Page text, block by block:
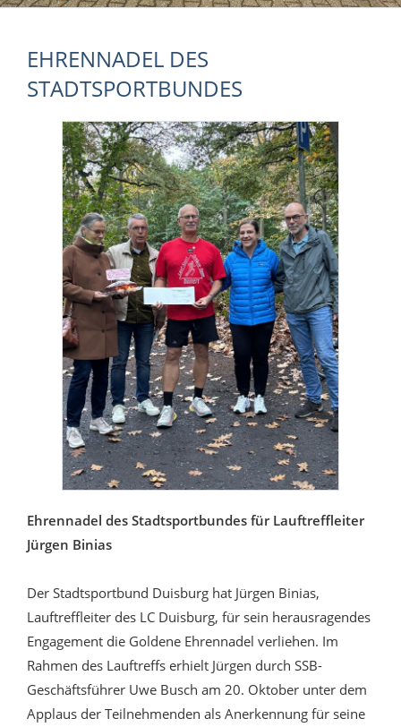
EHRENNADEL DES
STADTSPORTBUNDES
Ehrennadel des Stadtsportbundes für Lauftreffleiter
Jürgen Binias
Der Stadtsportbund Duisburg hat Jürgen Binias,
Lauftreffleiter des LC Duisburg, für sein herausragendes
Engagement die Goldene Ehrennadel verliehen. Im
Rahmen des Lauftreffs erhielt Jürgen durch SSB-
Geschäftsführer Uwe Busch am 20. Oktober unter dem
Applaus der Teilnehmenden als Anerkennung für seine